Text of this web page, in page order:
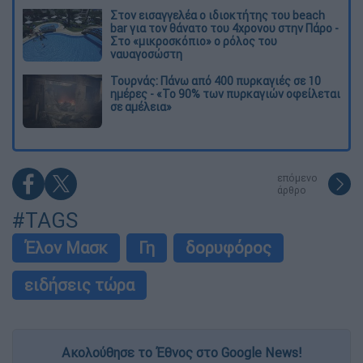
Στον εισαγγελέα ο ιδιοκτήτης του beach
bar για τον θάνατο του 4χρονου στην Πάρο -
Στο «μικροσκόπιο» ο ρόλος του
ναυαγοσώστη
Τουρνάς: Πάνω από 400 πυρκαγιές σε 10
ημέρες - «Το 90% των πυρκαγιών οφείλεται
σε αμέλεια»
επόμενο
άρθρο
#TAGS
Έλον Μασκ Γη
δορυφόρος
ειδήσεις τώρα
Ακολούθησε το Έθνος στο Google News!